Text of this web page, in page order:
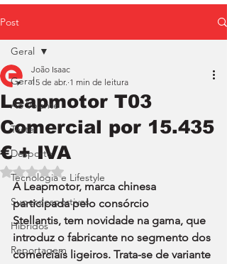
Post
Geral
Ao Volante
Teste
Desporto
Tecnologia e Lifestyle
Superdesportivos
Híbridos
Reportagem
Geral
Leapmotor T03
Comercial por 15.435
€ + IVA
João Isaac
15 de abr. 1 min de leitura
Avaliado com NaN de 5 estrelas.
A Leapmotor, marca chinesa
participada pelo consórcio
Stellantis, tem novidade na gama, que
introduz o fabricante no segmento dos
comerciais ligeiros. Trata-se de variante